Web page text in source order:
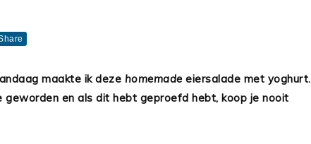
maakte ik deze homemadeeiersalade met yoghurt.
geworden en als dit hebt geproefd hebt, koop je nooit